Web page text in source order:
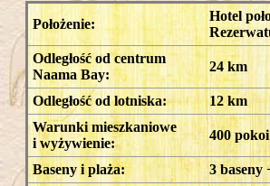
Położenie:
Hotel
Odległość od centrum
Naama Bay:
24 km
Odległość od lotniska:
12 km
Warunki mieszkaniowe
i wyżywienie:
400
Baseny i plaża: 3 baseny